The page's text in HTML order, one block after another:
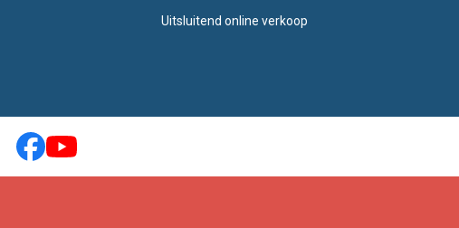
Uitsluitend online verkoop